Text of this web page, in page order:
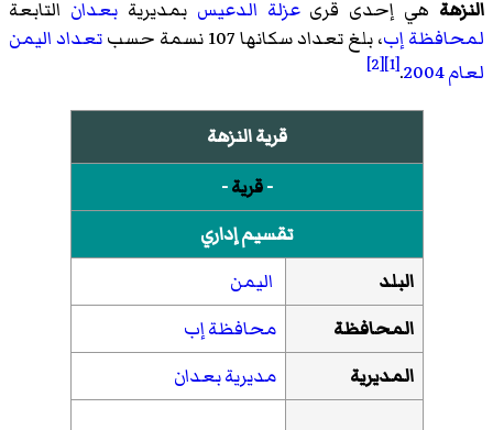
النزهة هي إحدى قرىعزلة الدعيس بمديريةبعدان التابعة
لمحافظة إب، بلغ تعداد سكانها 107 نسمة حسب
تعداد اليمن
لعام 2004
.
[1]
[2]
قرية النزهة
-قرية-
تقسيم إداري
البلد
اليمن
المحافظة
محافظة إب
المديرية
مديرية بعدان